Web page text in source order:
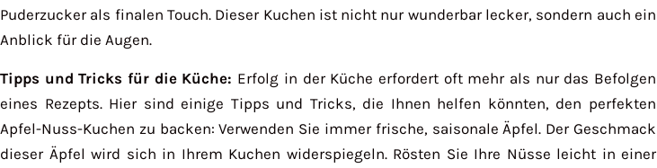
Puderzucker als finalen Touch. Dieser Kuchen ist nicht nur wunderbar lecker, sondern auch ein
Anblick für die Augen.
Tipps und Tricks für die Küche: Erfolg in der Küche erfordert oft mehr als nur das Befolgen
eines Rezepts. Hier sind einige Tipps und Tricks, die Ihnen helfen könnten, den perfekten
Apfel-Nuss-Kuchen zu backen: Verwenden Sie immer frische, saisonale Äpfel. Der Geschmack
dieser Äpfel wird sich in Ihrem Kuchen widerspiegeln. Rösten Sie Ihre Nüsse leicht in einer